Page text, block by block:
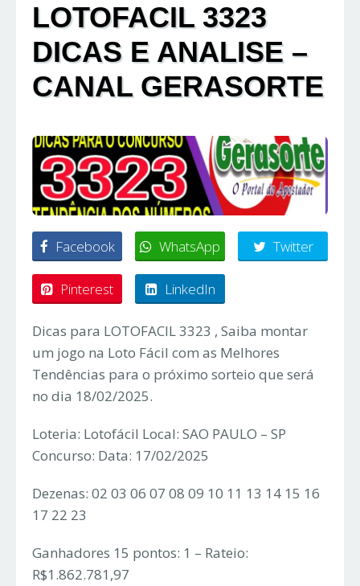
LOTOFACIL 3323
DICAS E ANALISE –
CANAL GERASORTE
Facebook WhatsApp Twitter
Pinterest LinkedIn
Dicas para LOTOFACIL 3323 , Saiba montar
um jogo na Loto Fácil com as Melhores
Tendências para o próximo sorteio que será
no dia 18/02/2025.
Loteria: Lotofácil Local: SAO PAULO – SP
Concurso: Data: 17/02/2025
Dezenas: 02 03 06 07 08 09 10 11 13 14 15 16
17 22 23
Ganhadores 15 pontos: 1 – Rateio:
R$1.862.781,97